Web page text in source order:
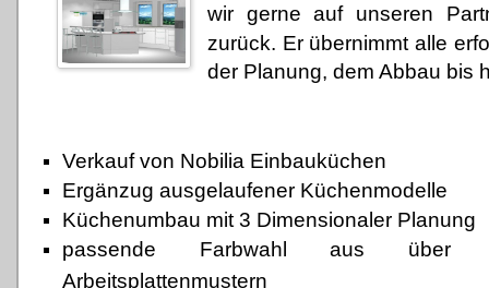
wir gerne auf unseren
zurück. Er übernimmt alle
der Planung, dem Abbau bis
Verkauf von Nobilia Einbauküchen
Ergänzug ausgelaufener Küchenmodelle
Küchenumbau mit 3 Dimensionaler Planung
passende Farbwahl aus über
Arbeitsplattenmustern